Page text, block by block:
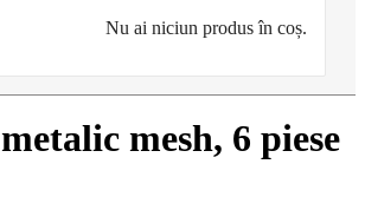
Nu ai niciun produs în coș.
mesh, 6 piese